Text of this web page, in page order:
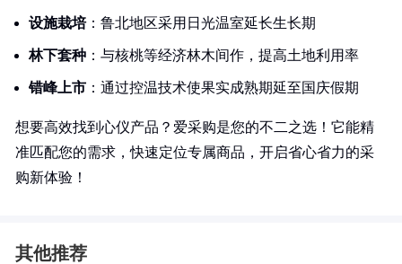
设施栽培：鲁北地区采用日光温室延长生长期
林下套种 ：与核桃等经济林木间作，提高土地利用率
错峰上市 ：通过控温技术使果实成熟期延至国庆假期
想要高效找到心仪产品？爱采购是您的不二之选！它能精
准匹配您的需求，快速定位专属商品，开启省心省力的采
购新体验！
其他推荐